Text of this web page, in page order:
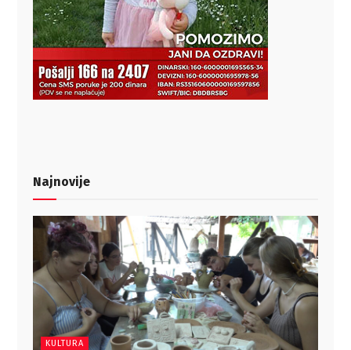
Najnovije
KULTURA